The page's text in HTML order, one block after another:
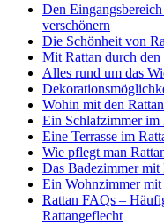
Den
verschönern
Die Schönheit von
Mit Rattan durch den
Alles rund um das
Wohin mit den
Ein Schlafzimmer im
Eine Terrasse im
Wie pflegt man
Das Badezimmer mit
Ein Wohnzimmer
Rattan FAQs –
Rattangeflecht